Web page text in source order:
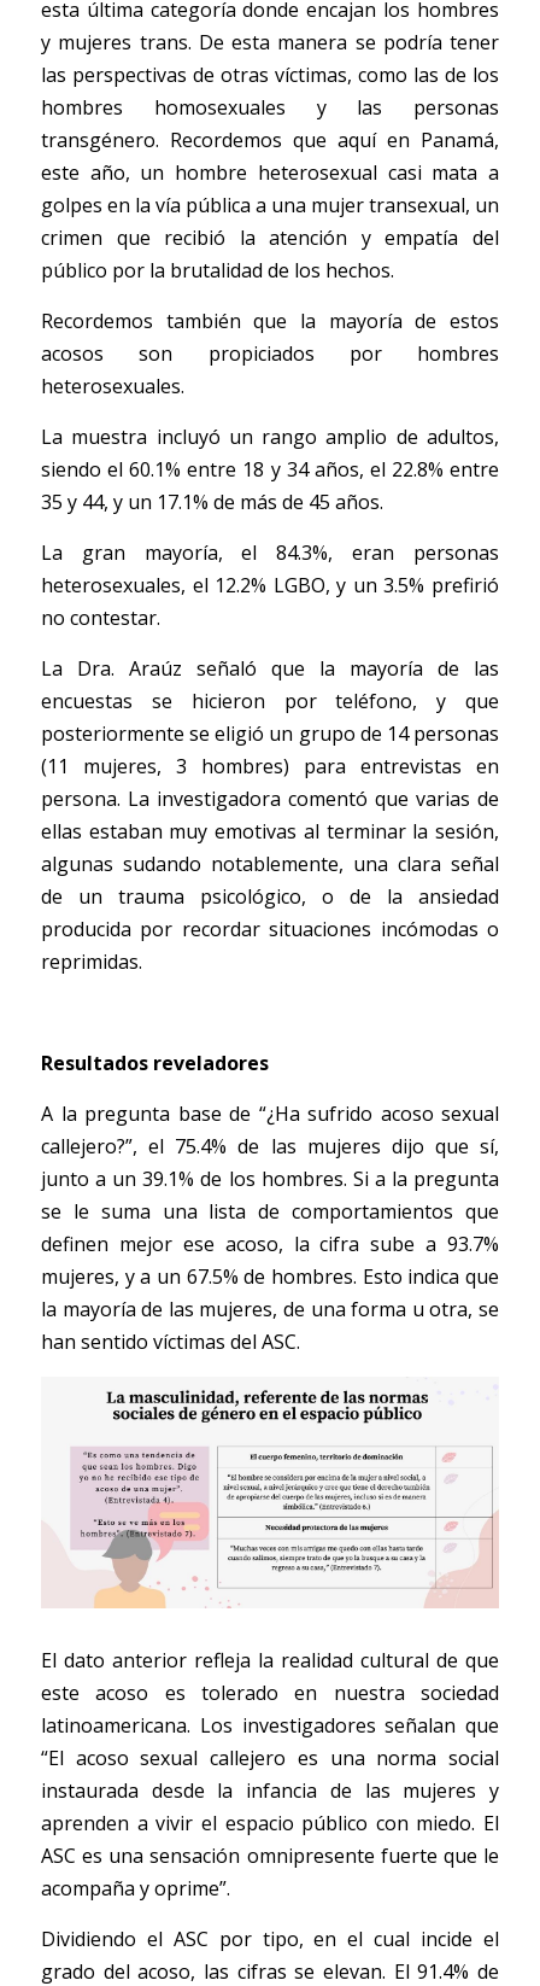
esta última categoría donde encajan los hombres
y mujeres trans. De esta manera se podría tener
las perspectivas de otras víctimas, como las de los
hombres homosexuales y las personas
transgénero. Recordemos que aquí en Panamá,
este año, un hombre heterosexual casi mata a
golpes en la vía pública a una mujer transexual, un
crimen que recibió la atención y empatía del
público por la brutalidad de los hechos.
Recordemos también que la mayoría de estos
acosos son propiciados por hombres
heterosexuales.
La muestra incluyó un rango amplio de adultos,
siendo el 60.1% entre 18 y 34 años, el 22.8% entre
35 y 44, y un 17.1% de más de 45 años.
La gran mayoría, el 84.3%, eran personas
heterosexuales, el 12.2% LGBO, y un 3.5% prefirió
no contestar.
La Dra. Araúz señaló que la mayoría de las
encuestas se hicieron por teléfono, y que
posteriormente se eligió un grupo de 14 personas
(11 mujeres, 3 hombres) para entrevistas en
persona. La investigadora comentó que varias de
ellas estaban muy emotivas al terminar la sesión,
algunas sudando notablemente, una clara señal
de un trauma psicológico, o de la ansiedad
producida por recordar situaciones incómodas o
reprimidas.
Resultados reveladores
A la pregunta base de “¿Ha sufrido acoso sexual
callejero?”, el 75.4% de las mujeres dijo que sí,
junto a un 39.1% de los hombres. Si a la pregunta
se le suma una lista de comportamientos que
definen mejor ese acoso, la cifra sube a 93.7%
mujeres, y a un 67.5% de hombres. Esto indica que
la mayoría de las mujeres, de una forma u otra, se
han sentido víctimas del ASC.
El dato anterior refleja la realidad cultural de que
este acoso es tolerado en nuestra sociedad
latinoamericana. Los investigadores señalan que
“El acoso sexual callejero es una norma social
instaurada desde la infancia de las mujeres y
aprenden a vivir el espacio público con miedo. El
ASC es una sensación omnipresente fuerte que le
acompaña y oprime”.
Dividiendo el ASC por tipo, en el cual incide el
grado del acoso, las cifras se elevan. El 91.4% de